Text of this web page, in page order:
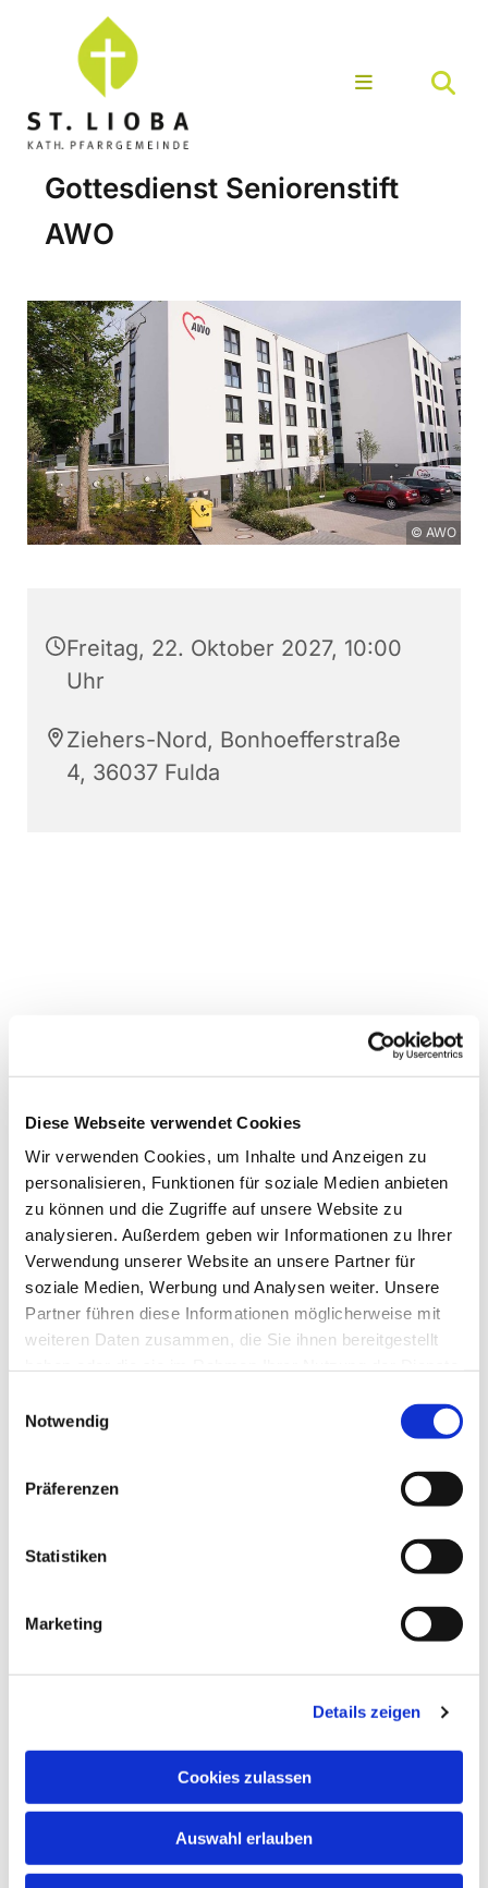
Diese Webseite verwendet Cookies
Wir verwenden Cookies, um Inhalte und Anzeigen zu
personalisieren, Funktionen für soziale Medien anbieten
zu können und die Zugriffe auf unsere Website zu
analysieren. Außerdem geben wir Informationen zu Ihrer
Verwendung unserer Website an unsere Partner für
soziale Medien, Werbung und Analysen weiter. Unsere
Partner führen diese Informationen möglicherweise mit
weiteren Daten zusammen, die Sie ihnen bereitgestellt
Notwendig
Präferenzen
Statistiken
Marketing
Details zeigen
Cookies zulassen
Auswahl erlauben
Gottesdienst Seniorenstift
AWO
© AWO
Freitag, 22. Oktober 2027, 10:00
Uhr
Ziehers-Nord, Bonhoefferstraße
4, 36037 Fulda
Dies könnte Sie auch
interessieren